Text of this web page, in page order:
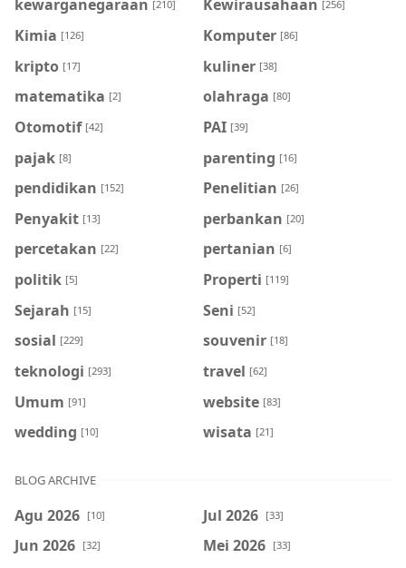
kewarganegaraan [210] Kewirausahaan [256]
Kimia [126] Komputer [86]
kripto [17] kuliner [38]
matematika [2] olahraga [80]
Otomotif [42] PAI [39]
pajak [8] parenting [16]
pendidikan [152] Penelitian [26]
Penyakit [13] perbankan [20]
percetakan [22] pertanian [6]
politik [5] Properti [119]
Sejarah [15] Seni [52]
sosial [229] souvenir [18]
teknologi [293] travel [62]
Umum [91] website [83]
wedding [10] wisata [21]
BLOG ARCHIVE
Agu 2026 [10] Jul 2026 [33]
Jun 2026 [32] Mei 2026 [33]